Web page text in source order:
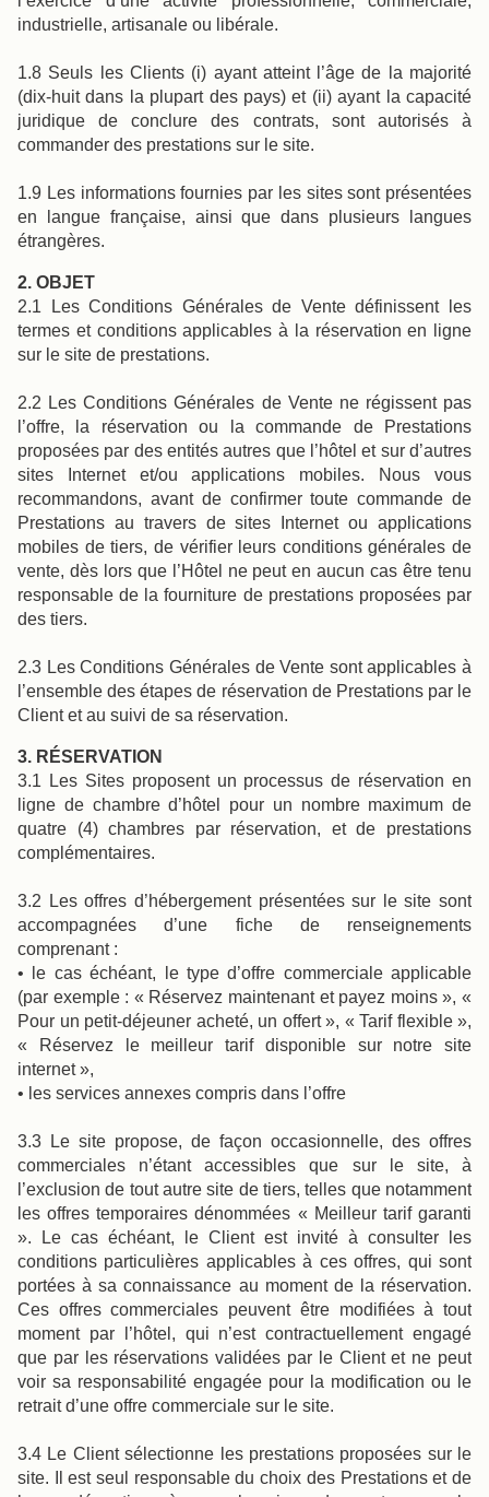
industrielle, artisanale ou libérale.
1.8 Seuls les Clients (i) ayant atteint l’âge de la majorité
(dix-huit dans la plupart des pays) et (ii) ayant la capacité
juridique de conclure des contrats, sont autorisés à
commander des prestations sur le site.
1.9 Les informations fournies par les sites sont présentées
en langue française, ainsi que dans plusieurs langues
étrangères.
2. OBJET
2.1 Les Conditions Générales de Vente définissent les
termes et conditions applicables à la réservation en ligne
sur le site de prestations.
2.2 Les Conditions Générales de Vente ne régissent pas
l’offre, la réservation ou la commande de Prestations
proposées par des entités autres que l’hôtel et sur d’autres
sites Internet et/ou applications mobiles. Nous vous
recommandons, avant de confirmer toute commande de
Prestations au travers de sites Internet ou applications
mobiles de tiers, de vérifier leurs conditions générales de
vente, dès lors que l’Hôtel ne peut en aucun cas être tenu
responsable de la fourniture de prestations proposées par
des tiers.
2.3 Les Conditions Générales de Vente sont applicables à
l’ensemble des étapes de réservation de Prestations par le
Client et au suivi de sa réservation.
3. RÉSERVATION
3.1 Les Sites proposent un processus de réservation en
ligne de chambre d’hôtel pour un nombre maximum de
quatre (4) chambres par réservation, et de prestations
complémentaires.
3.2 Les offres d’hébergement présentées sur le site sont
accompagnées d’une fiche de renseignements
comprenant :
• le cas échéant, le type d’offre commerciale applicable
(par exemple : « Réservez maintenant et payez moins », «
Pour un petit-déjeuner acheté, un offert », « Tarif flexible »,
« Réservez le meilleur tarif disponible sur notre site
internet »,
• les services annexes compris dans l’offre
3.3 Le site propose, de façon occasionnelle, des offres
commerciales n’étant accessibles que sur le site, à
l’exclusion de tout autre site de tiers, telles que notamment
les offres temporaires dénommées « Meilleur tarif garanti
». Le cas échéant, le Client est invité à consulter les
conditions particulières applicables à ces offres, qui sont
portées à sa connaissance au moment de la réservation.
Ces offres commerciales peuvent être modifiées à tout
moment par l’hôtel, qui n’est contractuellement engagé
que par les réservations validées par le Client et ne peut
voir sa responsabilité engagée pour la modification ou le
retrait d’une offre commerciale sur le site.
3.4 Le Client sélectionne les prestations proposées sur le
site. Il est seul responsable du choix des Prestations et de